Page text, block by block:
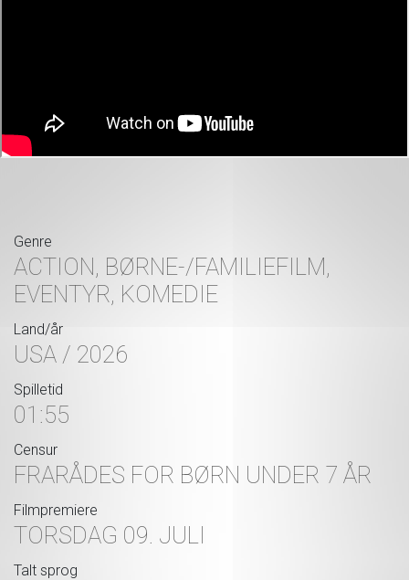
Genre
ACTION, BØRNE-/FAMILIEFILM,
EVENTYR, KOMEDIE
Land/år
USA / 2026
Spilletid
01:55
Censur
FRARÅDES FOR BØRN UNDER 7 ÅR
Filmpremiere
TORSDAG 09. JULI
Talt sprog